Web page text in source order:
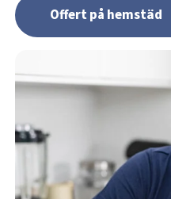
Offert på hemstäd